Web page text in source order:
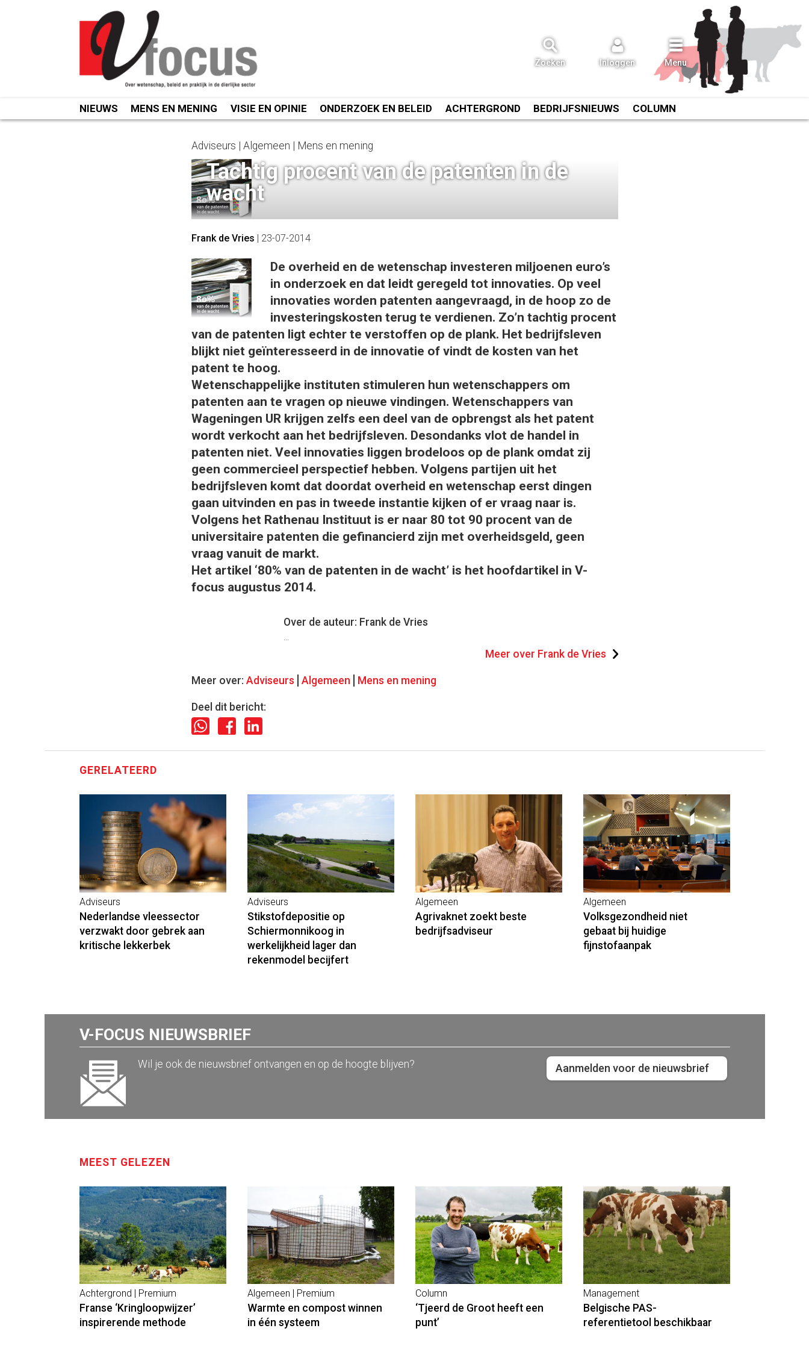
Zoeken Inloggen Menu
NIEUWS MENS EN MENING VISIE EN OPINIE ONDERZOEK EN BELEID ACHTERGROND BEDRIJFSNIEUWS COLUMN
Adviseurs | Algemeen | Mens en mening
Tachtig procent van de patenten in de
wacht
Frank de Vries | 23-07-2014
De overheid en de wetenschap investeren miljoenen euro’s
in onderzoek en dat leidt geregeld tot innovaties. Op veel
innovaties worden patenten aangevraagd, in de hoop zo de
investeringskosten terug te verdienen. Zo’n tachtig procent
van de patenten ligt echter te verstoffen op de plank. Het bedrijfsleven
blijkt niet geïnteresseerd in de innovatie of vindt de kosten van het
patent te hoog.
Wetenschappelijke instituten stimuleren hun wetenschappers om
patenten aan te vragen op nieuwe vindingen. Wetenschappers van
Wageningen UR krijgen zelfs een deel van de opbrengst als het patent
wordt verkocht aan het bedrijfsleven. Desondanks vlot de handel in
patenten niet. Veel innovaties liggen brodeloos op de plank omdat zij
geen commercieel perspectief hebben. Volgens partijen uit het
bedrijfsleven komt dat doordat overheid en wetenschap eerst dingen
gaan uitvinden en pas in tweede instantie kijken of er vraag naar is.
Volgens het Rathenau Instituut is er naar 80 tot 90 procent van de
universitaire patenten die gefinancierd zijn met overheidsgeld, geen
vraag vanuit de markt.
Het artikel ‘80% van de patenten in de wacht’ is het hoofdartikel in V-
focus augustus 2014.
Over de auteur: Frank de Vries
Meer over Frank de Vries
Meer over: Adviseurs Algemeen Mens en mening
Deel dit bericht:
GERELATEERD
Adviseurs
Nederlandse vleessector
verzwakt door gebrek aan
kritische lekkerbek
Adviseurs
Stikstofdepositie op
Schiermonnikoog in
werkelijkheid lager dan
rekenmodel becijfert
Algemeen
Agrivaknet zoekt beste
bedrijfsadviseur
Algemeen
Volksgezondheid niet
gebaat bij huidige
fijnstofaanpak
V-FOCUS NIEUWSBRIEF
Wil je ook de nieuwsbrief ontvangen en op de hoogte blijven? Aanmelden voor de nieuwsbrief
MEEST GELEZEN
Achtergrond | Premium
Franse ‘Kringloopwijzer’
inspirerende methode
Algemeen | Premium
Warmte en compost winnen
in één systeem
Column
‘Tjeerd de Groot heeft een
punt’
Management
Belgische PAS-
referentietool beschikbaar